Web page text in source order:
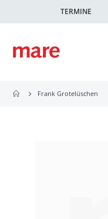
TERMINE
Frank Grotelüschen